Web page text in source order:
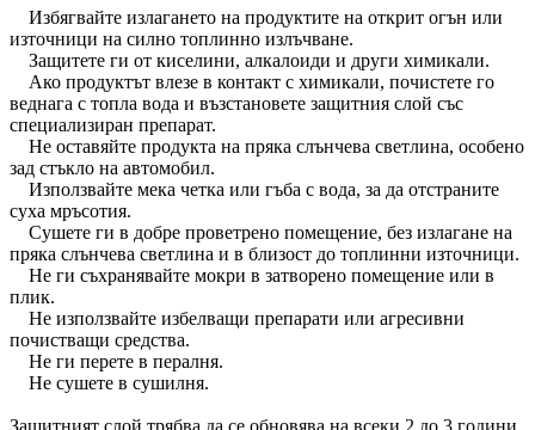
Избягвайте излагането на продуктите на открит огън или
източници на силно топлинно излъчване.
Защитете ги от киселини, алкалоиди и други химикали.
Ако продуктът влезе в контакт с химикали, почистете го
веднага с топла вода и възстановете защитния слой със
специализиран препарат.
Не оставяйте продукта на пряка слънчева светлина, особено
зад стъкло на автомобил.
Използвайте мека четка или гъба с вода, за да отстраните
суха мръсотия.
Сушете ги в добре проветрено помещение, без излагане на
пряка слънчева светлина и в близост до топлинни източници.
Не ги съхранявайте мокри в затворено помещение или в
плик.
Не използвайте избелващи препарати или агресивни
почистващи средства.
Не ги перете в пералня.
Не сушете в сушилня.